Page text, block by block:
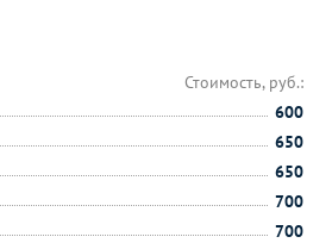
Стоимость, руб.:
600
650
650
700
700